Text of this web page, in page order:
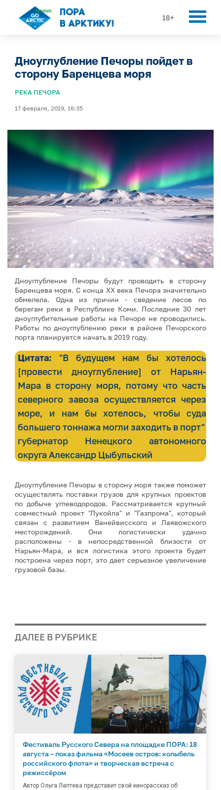
18+
Дноуглубление Печоры пойдет в
сторону Баренцева моря
РЕКА ПЕЧОРА
17 февраля, 2019, 16:35
Дноуглубление Печоры будут проводить в сторону
Баренцева моря. С конца ХХ века Печора значительно
обмелела. Одна из причин - сведение лесов по
берегам реки в Республике Коми. Последние 30 лет
дноуглубительные работы на Печоре не проводились.
Работы по дноуглублению реки в районе Печорского
порта планируется начать в 2019 году.
Цитата: "В будущем нам бы хотелось
[провести дноуглубление] от Нарьян-
Мара в сторону моря, потому что часть
северного завоза осуществляется через
море, и нам бы хотелось, чтобы суда
большего тоннажа могли заходить в порт"
губернатор Ненецкого автономного
округа Александр Цыбульский
Дноуглубление Печоры в сторону моря также поможет
осуществлять поставки грузов для крупных проектов
по добыче углеводородов. Рассматривается крупный
совместный проект "Лукойла" и "Газпрома", который
связан с развитием Ванейвисского и Лаявожского
месторождений. Они логистически удачно
расположены - в непосредственной близости от
Нарьян-Мара, и вся логистика этого проекта будет
построена через порт, это дает серьезное увеличение
грузовой базы.
ДАЛЕЕ В РУБРИКЕ
Фестиваль Русского Севера на площадке ПОРА: 18
августа – показ фильма «Мосеев остров: колыбель
российского флота» и творческая встреча с
режиссёром
Автор Ольга Лаптева представит свой кинорассказ об